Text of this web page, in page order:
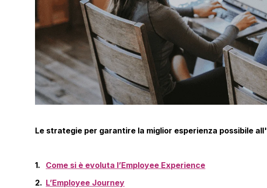
Le strategie per garantire la miglior esperienza possibile
Come si è evoluta l’Employee Experience
L’Employee Journey